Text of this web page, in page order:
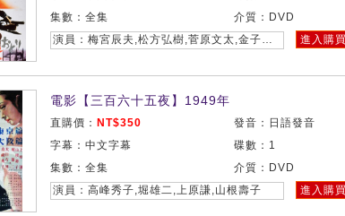
集數：全集
介質：DVD
演員：梅宮辰夫,松方弘樹,菅原文太,金子信雄
進入購買
電影【三百六十五夜】1949年
直購價： NT$350
發音：日語發音
字幕：中文字幕
碟數：1
集數：全集
介質：DVD
演員：高峰秀子,堀雄二,上原謙,山根壽子
進入購買